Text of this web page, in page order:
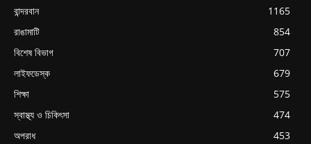
বান্দরবান
1165
রাঙামাটি
854
বিশেষ বিভাগ
707
লাইফডেস্ক
679
শিক্ষা
575
স্বাস্থ্য ও চিকিৎসা
474
অপরাধ
453